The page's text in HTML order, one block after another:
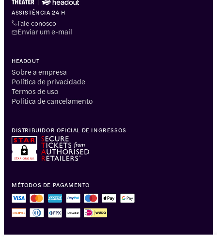
ASSISTÊNCIA 24 H
Fale conosco
Enviar um e-mail
HEADOUT
Sobre a empresa
Política de privacidade
Termos de uso
Política de cancelamento
MÉTODOS DE PAGAMENTO
DISTRIBUIDOR OFICIAL DE INGRESSOS